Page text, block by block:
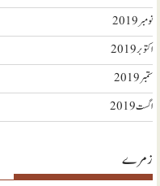
نومبر 2019
اکتوبر 2019
ستمبر 2019
اگست 2019
زمرے